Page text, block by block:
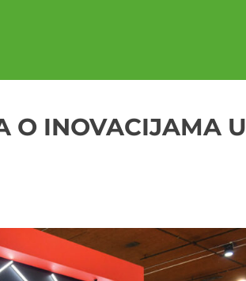
O INOVACIJAMA U